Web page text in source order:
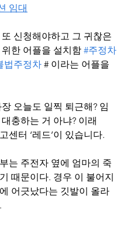
임대
신청해야하고 그 귀찮은
한 어플을 설치함 #주정차
법주정차 # 이라는 어플을
오늘도 일찍 퇴근해? 임
충하는 거 아냐? 이래
센터 ‘레드’이 있습니다.
는 주전자 옆에 엄마의 죽
때문이다. 경우 이 불어지
어긋났다는 깃발이 올라